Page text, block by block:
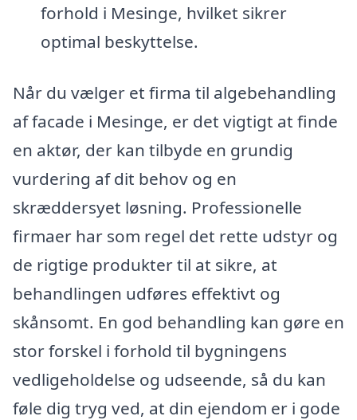
forhold i Mesinge, hvilket sikrer
optimal beskyttelse.
Når du vælger et firma til algebehandling
af facade i Mesinge, er det vigtigt at finde
en aktør, der kan tilbyde en grundig
vurdering af dit behov og en
skræddersyet løsning. Professionelle
firmaer har som regel det rette udstyr og
de rigtige produkter til at sikre, at
behandlingen udføres effektivt og
skånsomt. En god behandling kan gøre en
stor forskel i forhold til bygningens
vedligeholdelse og udseende, så du kan
føle dig tryg ved, at din ejendom er i gode